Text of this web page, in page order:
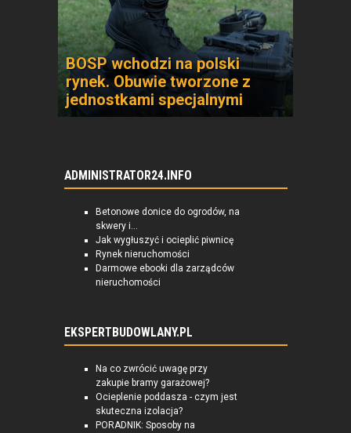
BOSP wchodzi na polski
rynek. Obuwie tworzone z
jednostkami specjalnymi
ADMINISTRATOR24.INFO
Betonowe donice do ogrodów, na
skwery i...
Jak wygłuszyć i ocieplić piwnicę
Rynek nieruchomości
Darmowe ebooki dla zarządców
nieruchomości
EKSPERTBUDOWLANY.PL
Na co zwrócić uwagę przy
zakupie bramy garażowej?
Ocieplenie poddasza - czym jest
skuteczna izolacja?
PORADNIK: Sposoby na